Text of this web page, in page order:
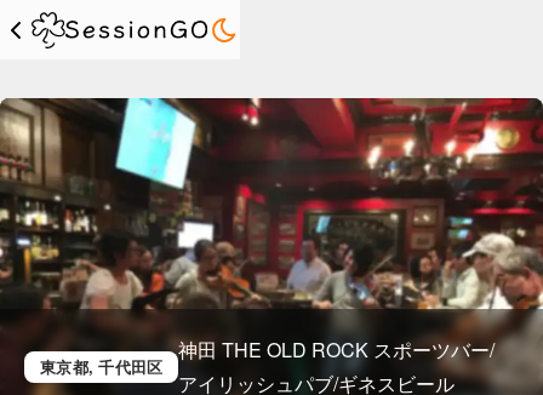
東京都, 千代田区
神田 THE OLD ROCK スポーツバー/
アイリッシュパブ/ギネスビール